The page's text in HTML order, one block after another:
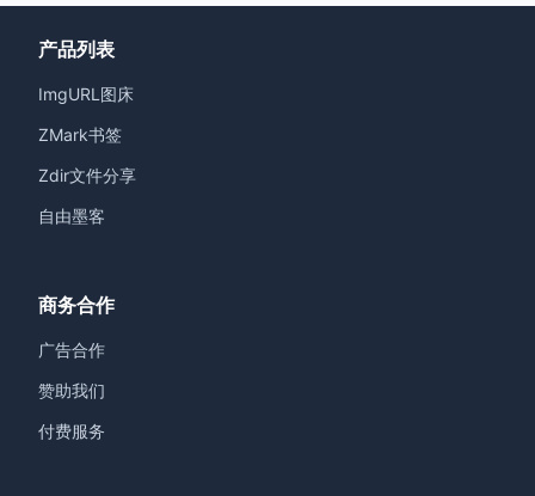
产品列表
ImgURL图床
ZMark书签
Zdir文件分享
自由墨客
商务合作
广告合作
赞助我们
付费服务